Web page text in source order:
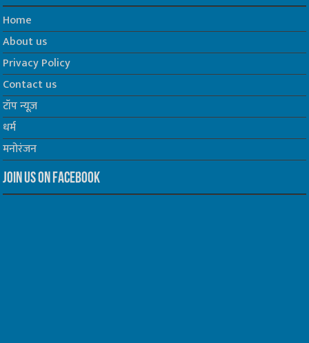
Home
About us
Privacy Policy
Contact us
टॉप न्यूज़
धर्म
मनोरंजन
Join us on Facebook